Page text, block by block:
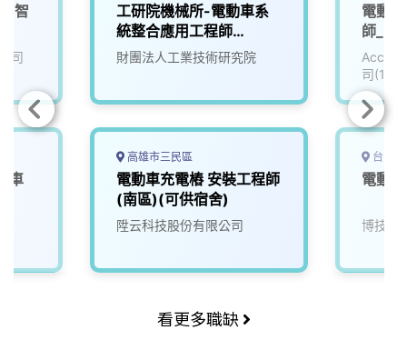
智
司
車
工研院機械所-電動車系
統整合應用工程師
(D400)
財團法人工業技術研究院
高雄市三民區
電動車充電樁 安裝工程師
(南區)(可供宿舍)
陞云科技股份有限公司
電動
師_電
司
台中
電動
博技科
看更多職缺